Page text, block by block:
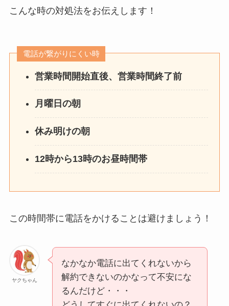
こんな時の対処法をお伝えします！
電話が繋がりにくい時
営業時間開始直後、営業時間終了前
月曜日の朝
休み明けの朝
12時から13時のお昼時間帯
この時間帯に電話をかけることは避けましょう！
ヤクちゃん
なかなか電話に出てくれないから
解約できないのかなって不安にな
るんだけど・・・